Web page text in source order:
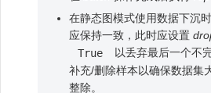
在静态图模式使用数据下沉
应保持一致，此时应设置
True
以丢弃最后一个不
补充/删除样本以确保数据集
整除。